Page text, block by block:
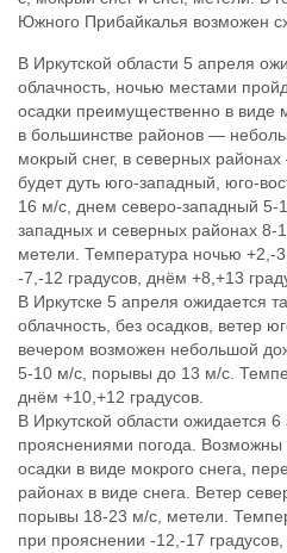
Южного Прибайкалья возможен
В Иркутской области 5 апреля
облачность, ночью местами
осадки преимущественно в виде
в большинстве районов —
мокрый снег, в северных
будет дуть юго-западный, юго-
16 м/с, днем северо-западный
западных и северных районах
метели. Температура ночью +2,-
-7,-12 градусов, днём +8,+13
В Иркутске 5 апреля ожидается
облачность, без осадков, ветер
вечером возможен небольшой
5-10 м/с, порывы до 13 м/с.
днём +10,+12 градусов.
В Иркутской области ожидается
прояснениями погода.
осадки в виде мокрого снега,
районах в виде снега. Ветер
порывы 18-23 м/с, метели.
при прояснении -12,-17